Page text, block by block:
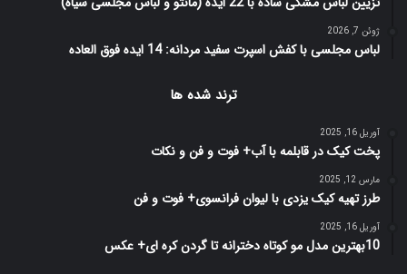
ژوئن 7, 2026
لباس مجلسی با کفش اسپرت سفید مردانه: 14 ایده فوق العاده
ترند شده ها
آوریل 16, 2025
پخت کیک در قابلمه با آب+ فوت و فن و نکات
مارس 12, 2025
طرز تهیه کیک یزدی با لیوان فرانسوی+ فوت و فن
آوریل 16, 2025
10بهترین مدل مو کوتاه دخترانه تا گردن کره ای+ عکس